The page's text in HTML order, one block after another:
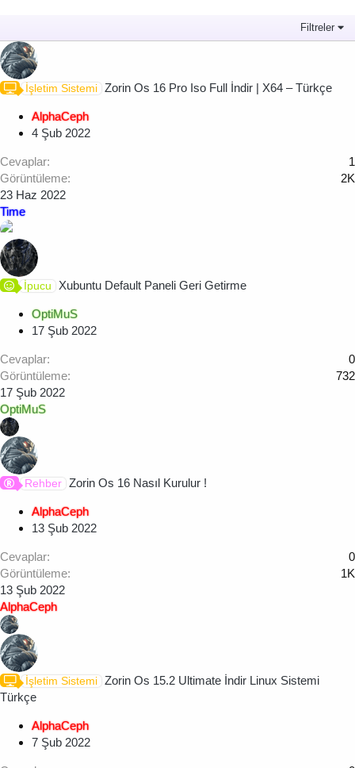
Filtreler
İşletim Sistemi Zorin Os 16 Pro Iso Full İndir | X64 – Türkçe
AlphaCeph
4 Şub 2022
Cevaplar
1
Görüntüleme
2K
23 Haz 2022
Time
İpucu Xubuntu Default Paneli Geri Getirme
OptiMuS
17 Şub 2022
Cevaplar
0
Görüntüleme
732
17 Şub 2022
OptiMuS
Rehber Zorin Os 16 Nasıl Kurulur !
AlphaCeph
13 Şub 2022
Cevaplar
0
Görüntüleme
1K
13 Şub 2022
AlphaCeph
İşletim Sistemi Zorin Os 15.2 Ultimate İndir Linux Sistemi
Türkçe
AlphaCeph
7 Şub 2022